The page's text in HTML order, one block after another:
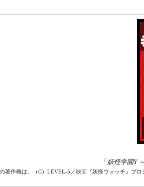
「 妖怪学園Y
の著作権は、（C）LEVEL-5／映画『妖怪ウォッチ』プロ